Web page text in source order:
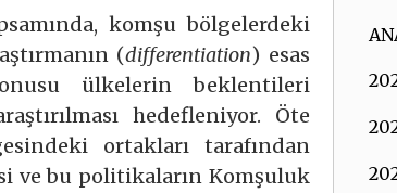
komşu bölgelerdeki
(differentiation) esas
ülkelerin beklentileri
hedefleniyor. Öte
ortakları tarafından
ve bu politikaların Komşuluk